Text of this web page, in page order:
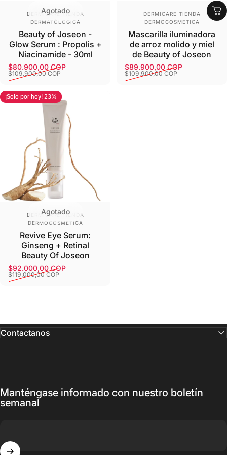
Agotado
Proveedor:
DERMICARE TIENDA
DERMATÓLOGICA
Beauty of Joseon -
Glow Serum : Propolis +
Niacinamide - 30ml
Precio de oferta
$80.900,00 COP
Precio habitual
$109.900,00 COP
Proveedor:
DERMICARE TIENDA
DERMOCOSMETICA
Mascarilla iluminadora
de arroz molido y miel
de Beauty of Joseon
Precio de oferta
$89.900,00 COP
Precio habitual
$109.900,00 COP
¡Solo por hoy! 23%
Agotado
Proveedor:
DERMICARE TIENDA
DERMOCOSMETICA
Revive Eye Serum:
Ginseng + Retinal
Beauty Of Joseon
Precio de oferta
$92.000,00 COP
Precio habitual
$119.000,00 COP
Contactanos
Manténgase informado con nuestro boletín
semanal